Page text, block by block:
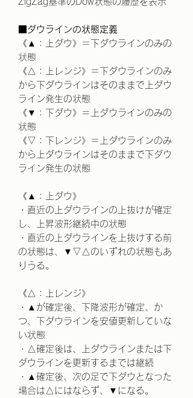
■ダウラインの状態定義
《▲：上ダウ》＝下ダウラインのみの
状態
《△：上レンジ》＝下ダウラインのみ
から下ダウラインはそのままで上ダウ
ライン発生の状態
《▼：下ダウ》＝上ダウラインのみの
状態
《▽：下レンジ》＝上ダウラインのみ
から上ダウラインはそのままで下ダウ
ライン発生の状態
《▲：上ダウ》
・直近の上ダウラインの上抜けが確定
し、上昇波形継続中の状態
・直近の上ダウラインを上抜けする前
の状態は、▼▽△のいずれの状態もあ
りうる。
《△：上レンジ》
・▲が確定後、下降波形が確定、か
つ、下ダウラインを安値更新していな
い状態
・△確定後は、上ダウラインまたは下
ダウラインを更新するまでは継続
・▲確定後、次の足で下ダウとなった
場合は△にはならず、▼になる。